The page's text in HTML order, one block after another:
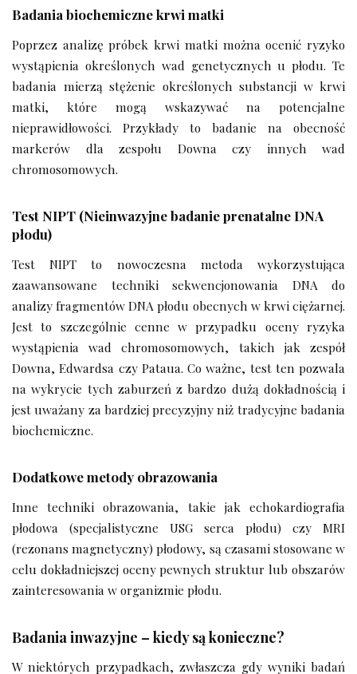
Badania biochemiczne krwi matki
Poprzez analizę próbek krwi matki można ocenić ryzyko
wystąpienia określonych wad genetycznych u płodu. Te
badania mierzą stężenie określonych substancji w krwi
matki, które mogą wskazywać na potencjalne
nieprawidłowości. Przykłady to badanie na obecność
markerów dla zespołu Downa czy innych wad
chromosomowych.
Test NIPT (Nieinwazyjne badanie prenatalne DNA
płodu)
Test NIPT to nowoczesna metoda wykorzystująca
zaawansowane techniki sekwencjonowania DNA do
analizy fragmentów DNA płodu obecnych w krwi ciężarnej.
Jest to szczególnie cenne w przypadku oceny ryzyka
wystąpienia wad chromosomowych, takich jak zespół
Downa, Edwardsa czy Pataua. Co ważne, test ten pozwala
na wykrycie tych zaburzeń z bardzo dużą dokładnością i
jest uważany za bardziej precyzyjny niż tradycyjne badania
biochemiczne.
Dodatkowe metody obrazowania
Inne techniki obrazowania, takie jak echokardiografia
płodowa (specjalistyczne USG serca płodu) czy MRI
(rezonans magnetyczny) płodowy, są czasami stosowane w
celu dokładniejszej oceny pewnych struktur lub obszarów
zainteresowania w organizmie płodu.
Badania inwazyjne – kiedy są konieczne?
W niektórych przypadkach, zwłaszcza gdy wyniki badań